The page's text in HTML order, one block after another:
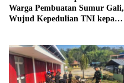
Warga Pembuatan Sumur Gali,
Wujud Kepedulian TNI kepada